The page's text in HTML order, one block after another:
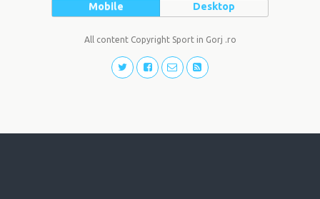
Mobile Desktop
All content Copyright Sport in Gorj .ro